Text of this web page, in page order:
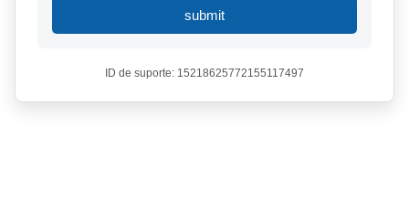
submit
ID de suporte: 15218625772155117497